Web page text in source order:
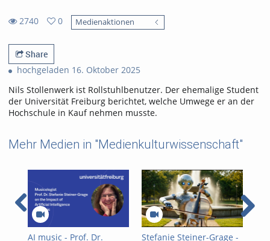
2740
views
0
favorites
Medienaktionen
Share
hochgeladen 16. Oktober 2025
Nils Stollenwerk ist Rollstuhlbenutzer. Der ehemalige Student
der Universität Freiburg berichtet, welche Umwege er an der
Hochschule in Kauf nehmen musste.
Mehr Medien in "Medienkulturwissenschaft"
AI music - Prof. Dr.
Stefanie Steiner-Grage -